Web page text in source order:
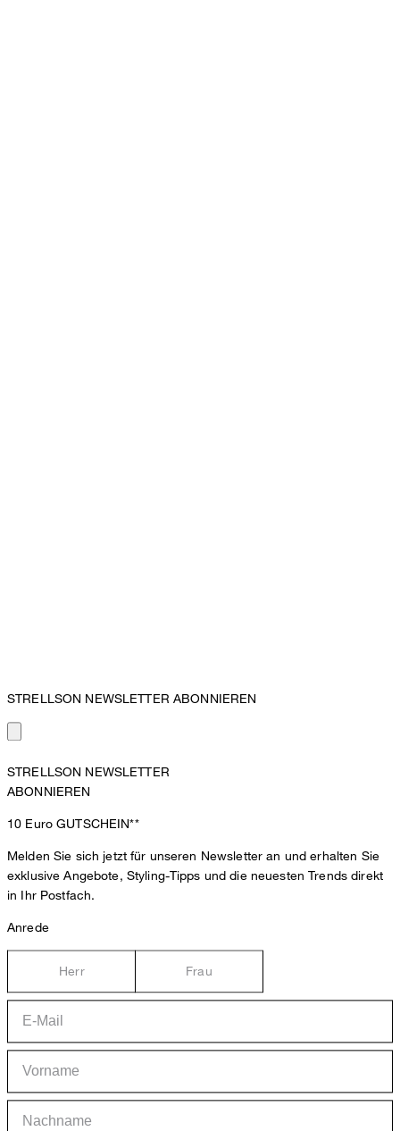
STRELLSON NEWSLETTER ABONNIEREN
STRELLSON NEWSLETTER
ABONNIEREN
10 EuroGUTSCHEIN**
Melden Sie sich jetzt für unseren Newsletter an und erhalten Sie
exklusive Angebote, Styling-Tipps und die neuesten Trends direkt
in Ihr Postfach.
Anrede
Herr Frau